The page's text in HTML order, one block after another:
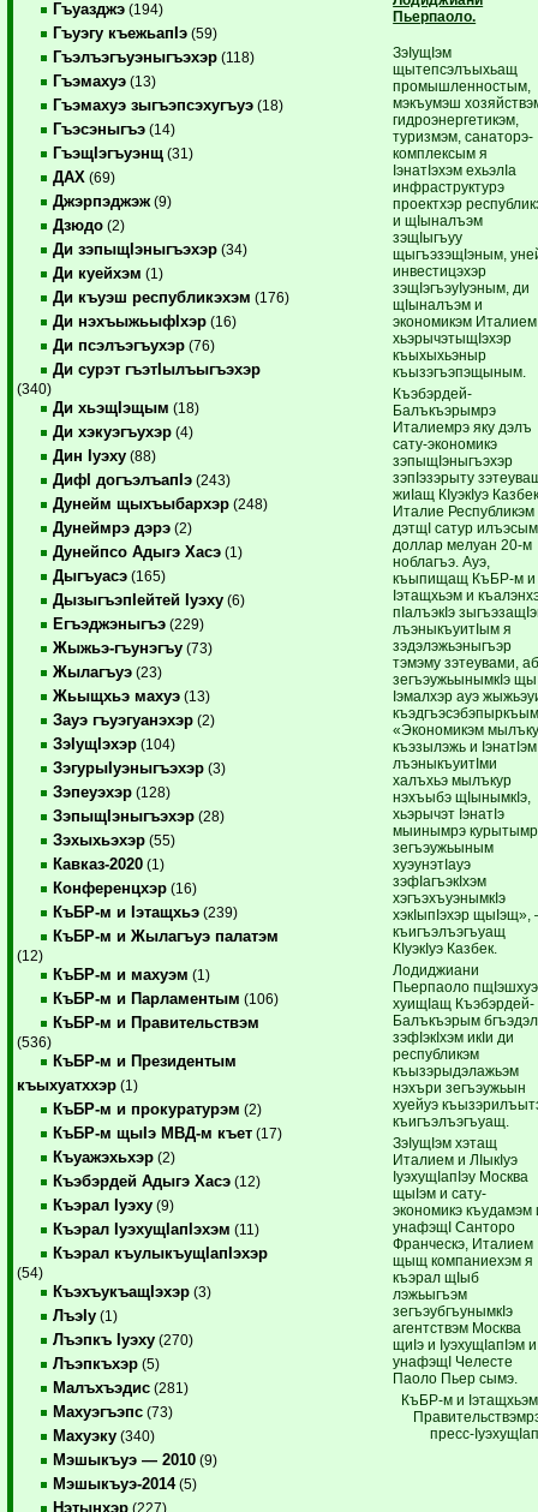
Гъуазджэ (194)
Гъуэгу къежьапIэ (59)
Гъэлъэгъуэныгъэхэр (118)
Гъэмахуэ (13)
Гъэмахуэ зыгъэпсэхугъуэ (18)
Гъэсэныгъэ (14)
ГъэщIэгъуэнщ (31)
ДАХ (69)
Джэрпэджэж (9)
Дзюдо (2)
Ди зэпыщIэныгъэхэр (34)
Ди куейхэм (1)
Ди къуэш республикэхэм (176)
Ди нэхъыжьыфIхэр (16)
Ди псэлъэгъухэр (76)
Ди сурэт гъэтIылъыгъэхэр
(340)
Ди хьэщIэщым (18)
Ди хэкуэгъухэр (4)
Дин Iуэху (88)
ДифI догъэлъапIэ (243)
Дунейм щыхъыбархэр (248)
Дунеймрэ дэрэ (2)
Дунейпсо Адыгэ Хасэ (1)
Дыгъуасэ (165)
ДызыгъэпIейтей Iуэху (6)
Егъэджэныгъэ (229)
Жыжьэ-гъунэгъу (73)
Жылагъуэ (23)
Жьыщхьэ махуэ (13)
Зауэ гъуэгуанэхэр (2)
ЗэIущIэхэр (104)
ЗэгурыIуэныгъэхэр (3)
Зэпеуэхэр (128)
ЗэпыщIэныгъэхэр (28)
Зэхыхьэхэр (55)
Кавказ-2020 (1)
Конференцхэр (16)
КъБР-м и Iэтащхьэ (239)
КъБР-м и Жылагъуэ палатэм
(12)
КъБР-м и махуэм (1)
КъБР-м и Парламентым (106)
КъБР-м и Правительствэм
(536)
КъБР-м и Президентым
къыхуатххэр (1)
КъБР-м и прокуратурэм (2)
КъБР-м щыIэ МВД-м къет (17)
Къуажэхьхэр (2)
Къэбэрдей Адыгэ Хасэ (12)
Къэрал Iуэху (9)
Къэрал IуэхущIапIэхэм (11)
Къэрал къулыкъущIапIэхэр
(54)
КъэхъукъащIэхэр (3)
ЛъэIу (1)
Лъэпкъ Iуэху (270)
Лъэпкъхэр (5)
Малъхъэдис (281)
Махуэгъэпс (73)
Махуэку (340)
Мэшыкъуэ — 2010 (9)
Мэшыкъуэ-2014(5)
Нэтынхэр (227)
Пьерпаоло.
ЗэIущIэм
щытепсэлъыхьащ
промышленностым,
мэкъумэш
гидроэнергетикэм,
туризмэм, санаторэ-
комплексым я
IэнатIэхэм ехьэлIа
инфраструктурэ
проектхэр
и щIыналъэм
зэщIыгъуу
щыгъэзэщIэным,
инвестицэхэр
зэщIэгъэуIуэным, ди
щIыналъэм и
экономикэм
хьэрычэтыщIэхэр
къыхыхьэныр
къызэгъэпэщыным.
Къэбэрдей-
Балъкъэрымрэ
Италиемрэ яку дэлъ
сату-экономикэ
зэпыщIэныгъэхэр
зэпIэзэрыту
жиIащ КIуэкIуэ
Италие Республикэм
дэтщI сатур илъэсым
доллар мелуан 20-м
ноблагъэ. Ауэ,
къыпищащ КъБР-м и
Iэтащхьэм и
пIалъэкIэ
лъэныкъуитIым я
зэдэлэжьэныгъэр
тэмэму зэтеувами,
зегъэужьынымкIэ
Iэмалхэр ауэ
«Экономикэм
къэзылэжь и IэнатIэм
лъэныкъуитIми
халъхьэ мылъкур
нэхъыбэ щIынымкIэ,
хьэрычэт IэнатIэ
мыинымрэ
зегъэужьыным
хуэунэтIауэ
зэфIагъэкIхэм
хэгъэхъуэнымкIэ
хэкIыпIэхэр
къигъэлъэгъуащ
КIуэкIуэ Казбек.
Лодиджиани
Пьерпаоло пщIэшхуэ
хуищIащ Къэбэрдей-
Балъкъэрым
зэфIэкIхэм икIи ди
республикэм
къызэрыдэлажьэм
нэхъри зегъэужьын
хуейуэ
къигъэлъэгъуащ.
ЗэIущIэм хэтащ
Италием и ЛIыкIуэ
IуэхущIапIэу Москва
щыIэм и сату-
экономикэ къудамэм
унафэщI Санторо
Франческэ, Италием
щыщ компаниехэм я
къэрал щIыб
лэжьыгъэм
зегъэубгъунымкIэ
агентствэм Москва
щиIэ и IуэхущIапIэм и
унафэщI Челесте
Паоло Пьер сымэ.
КъБР-м и
пресс-